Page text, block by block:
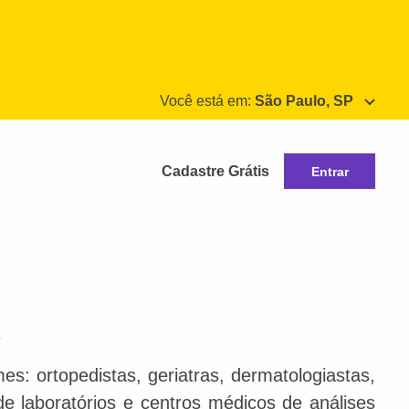
Você está em: São Paulo, SP
Cadastre Grátis Entrar
ortopedistas, geriatras, dermatologiastas,
laboratórios e centros médicos de análises